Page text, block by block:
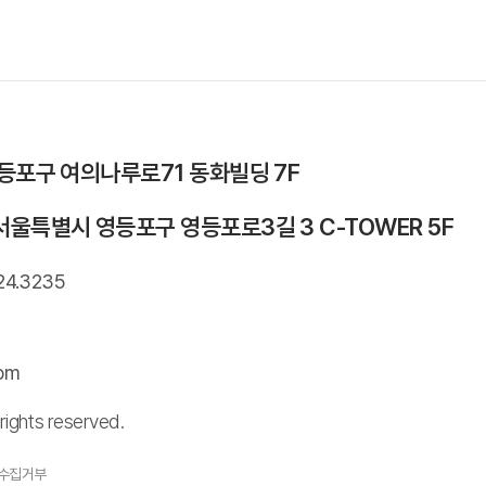
구 여의나루로71 동화빌딩 7F
특별시 영등포구 영등포로3길 3 C-TOWER 5F
reserved.
집거부